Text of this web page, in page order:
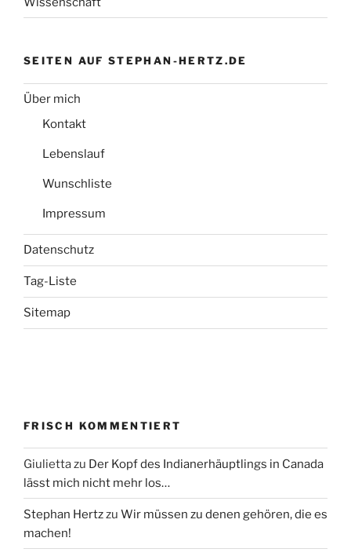
SEITEN AUF STEPHAN-HERTZ.DE
Über mich
Kontakt
Lebenslauf
Wunschliste
Impressum
Datenschutz
Tag-Liste
Sitemap
FRISCH KOMMENTIERT
Giuliettazu Der Kopf des Indianerhäuptlings in Canada
lässt mich nicht mehr los…
Stephan Hertzzu Wir müssen zu denen gehören, die es
machen!